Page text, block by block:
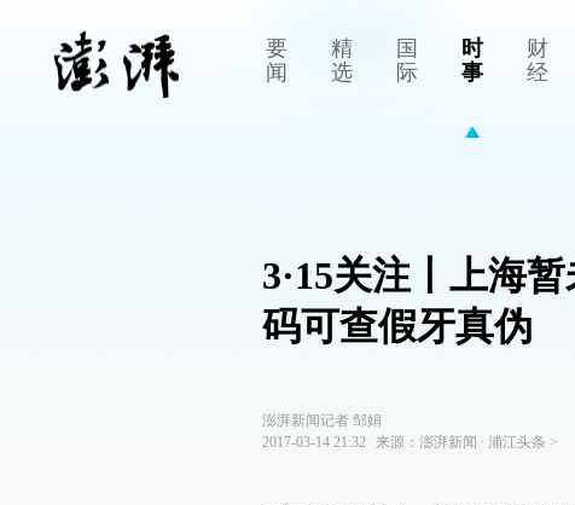
要
闻
精
选
国
际
时
事
财
经
3·15关注丨上海
码可查假牙真伪
澎湃新闻记者 邹娟
2017-03-14 21:32
来源： 澎湃新闻 ∙ 浦江头条 >